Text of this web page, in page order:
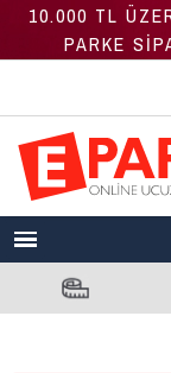
10.000 TL
PARKE